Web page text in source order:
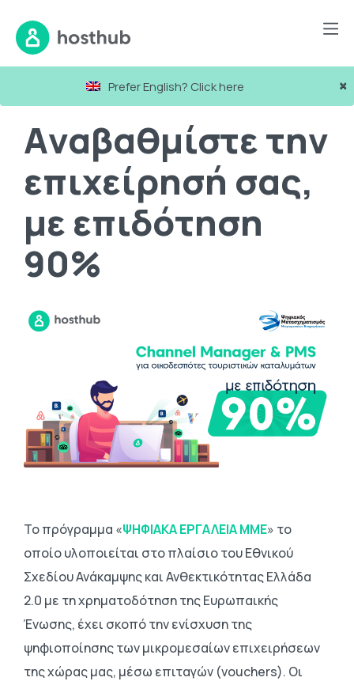
×
Prefer English? Click here
Aναβαθμίστε την επιχείρησή σας, με επιδότηση 90%
Aναβαθμίστε την
επιχείρησή σας,
με επιδότηση
90%
Το πρόγραμμα «ΨΗΦΙΑΚΑ ΕΡΓΑΛΕΙΑ ΜΜΕ» το
οποίο υλοποιείται στο πλαίσιο του Εθνικού
Σχεδίου Ανάκαμψης και Ανθεκτικότητας Ελλάδα
2.0 με τη χρηματοδότηση της Ευρωπαικής
Ένωσης, έχει σκοπό την ενίσχυση της
ψηφιοποίησης των μικρομεσαίων επιχειρήσεων
της χώρας μας, μέσω επιταγών (vouchers). Οι